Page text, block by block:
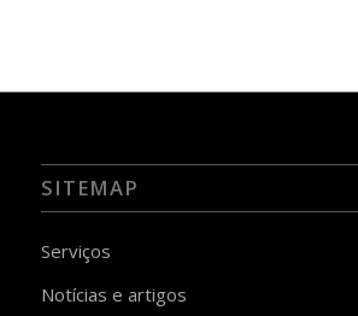
SITEMAP
Serviços
Notícias e artigos